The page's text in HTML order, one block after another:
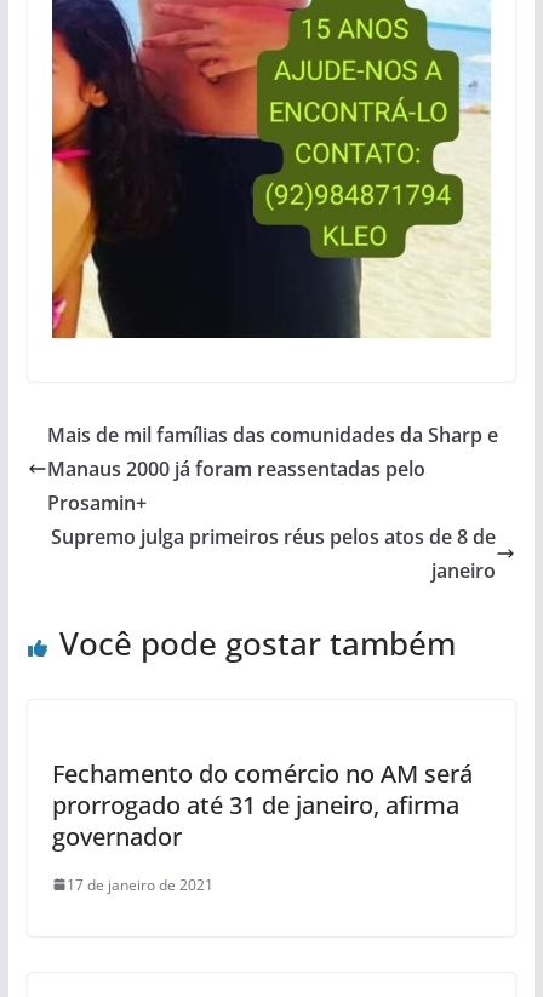
Mais de mil famílias das comunidades da Sharp e
Manaus 2000 já foram reassentadas pelo
Prosamin+
Supremo julga primeiros réus pelos atos de 8 de
janeiro
Você pode gostar também
Fechamento do comércio no AM será
prorrogado até 31 de janeiro, afirma
governador
17 de janeiro de 2021